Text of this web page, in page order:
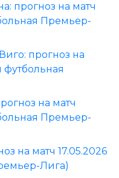
прогноз на матч
Премьер-
прогноз на
футбольная
на матч
Премьер-
на матч 17.05.2026
Лига)